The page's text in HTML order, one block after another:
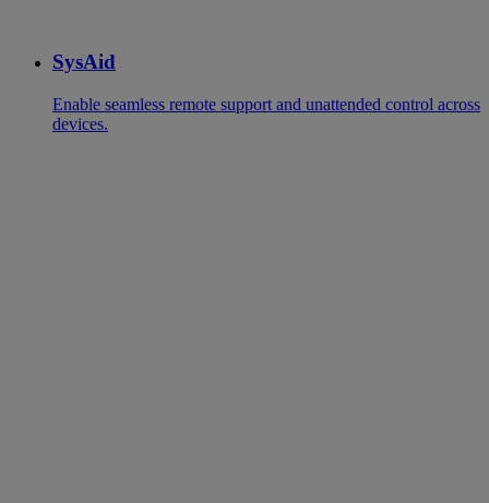
SysAid
Enable seamless remote support and unattended control across
devices.